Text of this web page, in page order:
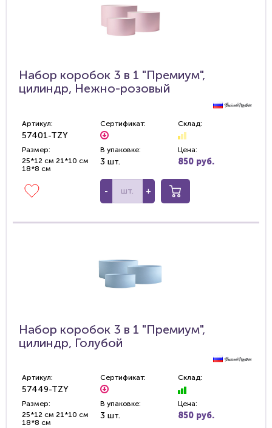
Набор коробок 3 в 1 "Премиум",
цилиндр, Нежно-розовый
Артикул:
57401-TZY
Сертификат: Склад:
Размер:
25*12 см 21*10 см
18*8 см
В упаковке:
3 шт.
Цена:
850 руб.
- +
Набор коробок 3 в 1 "Премиум",
цилиндр, Голубой
Артикул:
57449-TZY
Сертификат: Склад:
Размер:
25*12 см 21*10 см
18*8 см
В упаковке:
3 шт.
Цена:
850 руб.